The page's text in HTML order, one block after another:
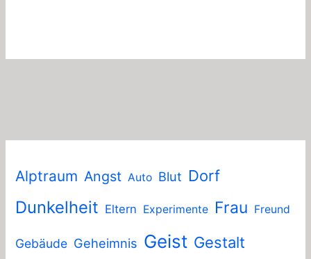
Alptraum Angst Auto Blut Dorf
Dunkelheit Eltern Experimente Frau Freund
Gebäude Geheimnis Geist Gestalt